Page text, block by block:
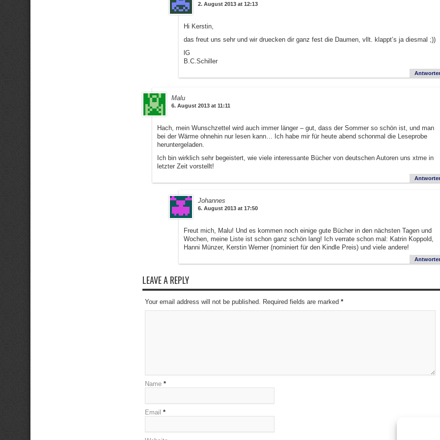
2. August 2013 at 12:13
Hi Kerstin,
das freut uns sehr und wir druecken dir ganz fest die Daumen, vllt. klappt’s ja diesmal ;))
lG
B.C.Schiller
Malu
6. August 2013 at 11:11
Hach, mein Wunschzettel wird auch immer länger – gut, dass der Sommer so schön ist, und man
bei der Wärme ohnehin nur lesen kann… Ich habe mir für heute abend schonmal die Leseprobe
heruntergeladen.
Ich bin wirklich sehr begeistert, wie viele interessante Bücher von deutschen Autoren uns xtme in
letzter Zeit vorstellt!
Johannes
6. August 2013 at 17:50
Freut mich, Malu! Und es kommen noch einige gute Bücher in den nächsten Tagen und
Wochen, meine Liste ist schon ganz schön lang! Ich verrate schon mal: Katrin Koppold,
Hanni Münzer, Kerstin Werner (nominiert für den Kindle Preis) und viele andere!
LEAVE A REPLY
Your email address will not be published. Required fields are marked *
Name *
Email *